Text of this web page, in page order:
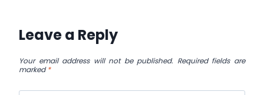
Leave a Reply
Your email address will not be published. Required fields are
marked*